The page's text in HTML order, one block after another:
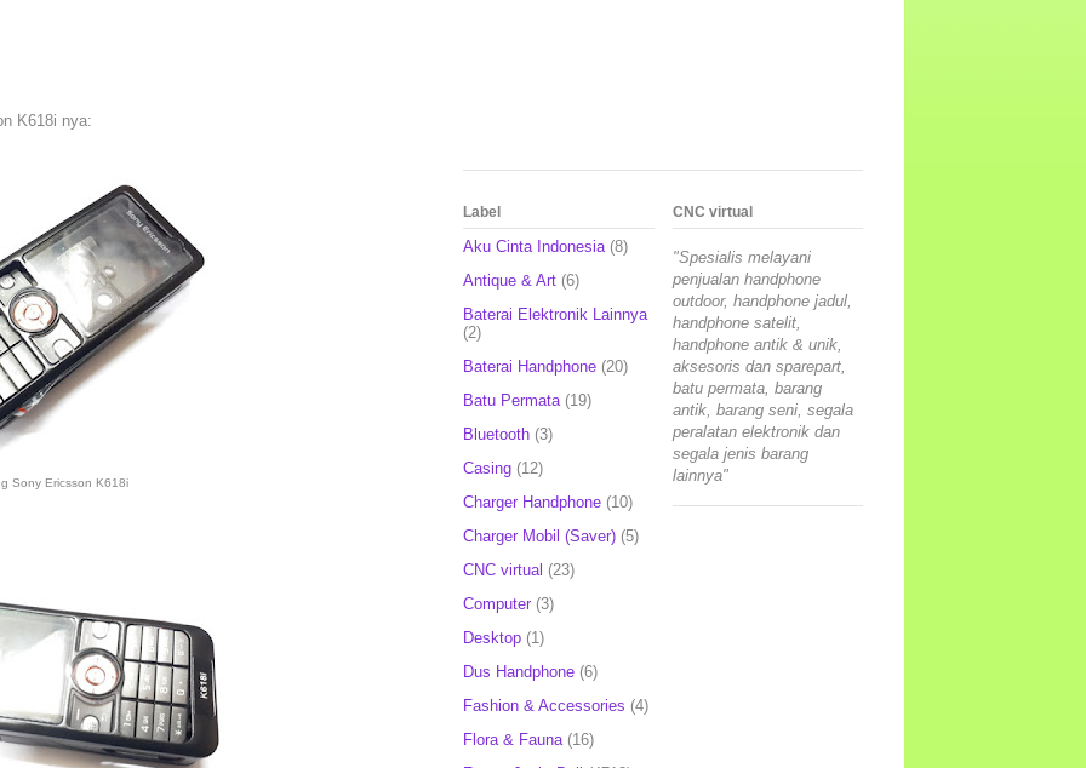
K618i nya:
Sony Ericsson K618i
Label
Aku Cinta Indonesia (8)
Antique & Art (6)
Baterai Elektronik Lainnya
(2)
Baterai Handphone (20)
Batu Permata (19)
Bluetooth (3)
Casing (12)
Charger Handphone (10)
Charger Mobil (Saver) (5)
CNC virtual (23)
Computer (3)
Desktop (1)
Dus Handphone (6)
Fashion & Accessories (4)
Flora & Fauna (16)
CNC virtual
"Spesialis melayani
penjualan handphone
outdoor, handphone jadul,
handphone satelit,
handphone antik & unik,
aksesoris dan sparepart,
batu permata, barang
antik, barang seni, segala
peralatan elektronik dan
segala jenis barang
lainnya"